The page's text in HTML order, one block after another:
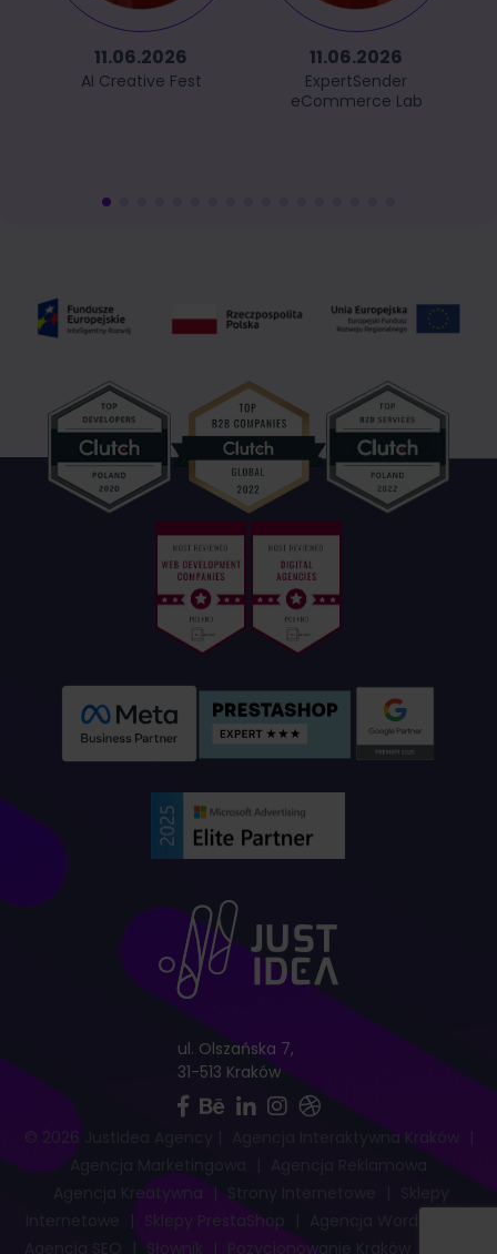
11.06.2026
AI Creative Fest
11.06.2026
ExpertSender
eCommerce Lab
© 2026 JustIdea Agency Agencja Interaktywna Kraków |
Agencja Kreatywna
Strony Internetowe
Sklepy PrestaShop
Słownik | Pozycjonowanie Kraków
ul. Olszańska 7,
31-513 Kraków